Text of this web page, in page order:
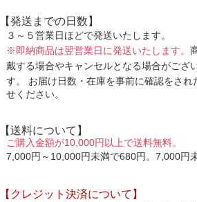
【発送までの日数】
３～５営業日ほどで発送いたします。
※即納商品は翌営業日に発送いたします。
戴する場合やキャンセルとなる場合がござ
す。 お届け日数・在庫を事前に確認をさ
せください。
【送料について】
ご購入金額が10,000円以上で送料無料。
7,000円～10,000円未満で680円。7,000円
【クレジット決済について】